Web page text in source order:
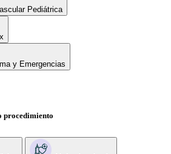
Pediátrica
y Emergencias
procedimiento